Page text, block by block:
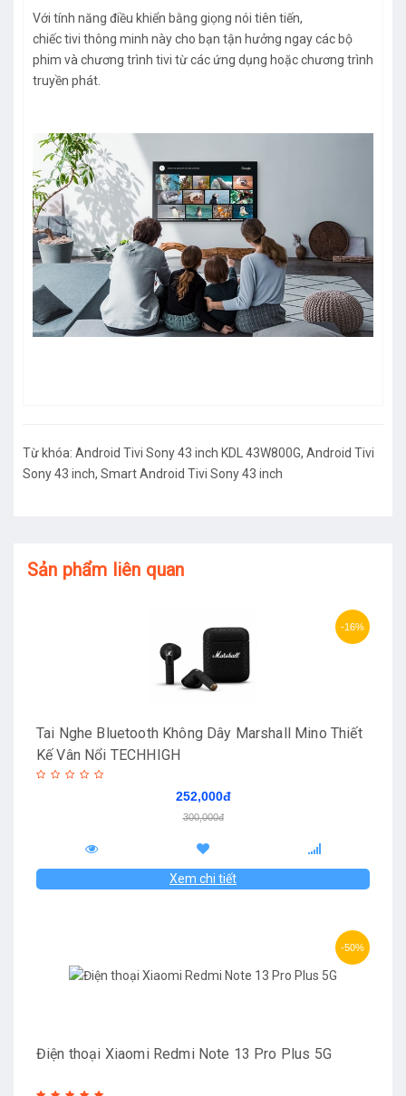
Với tính năng điều khiển bằng giọng nói tiên tiến,
chiếc tivi thông minh này cho bạn tận hưởng ngay các bộ
phim và chương trình tivi từ các ứng dụng hoặc chương trình
truyền phát.
Từ khóa: Android Tivi Sony 43 inch KDL 43W800G, Android Tivi
Sony 43 inch, Smart Android Tivi Sony 43 inch
Sản phẩm liên quan
-16%
Tai Nghe Bluetooth Không Dây Marshall Mino Thiết
Kế Vân Nổi TECHHIGH
252,000đ
300,000đ
Xem chi tiết
-50%
Điện thoại Xiaomi Redmi Note 13 Pro Plus 5G